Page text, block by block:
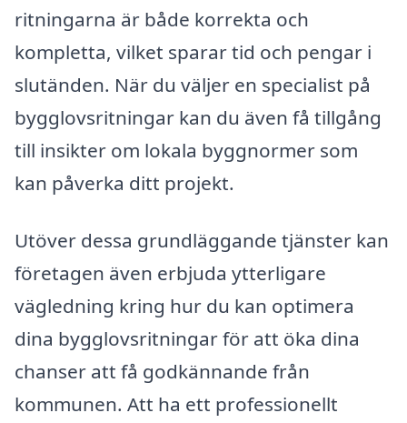
ritningarna är både korrekta och
kompletta, vilket sparar tid och pengar i
slutänden. När du väljer en specialist på
bygglovsritningar kan du även få tillgång
till insikter om lokala byggnormer som
kan påverka ditt projekt.
Utöver dessa grundläggande tjänster kan
företagen även erbjuda ytterligare
vägledning kring hur du kan optimera
dina bygglovsritningar för att öka dina
chanser att få godkännande från
kommunen. Att ha ett professionellt